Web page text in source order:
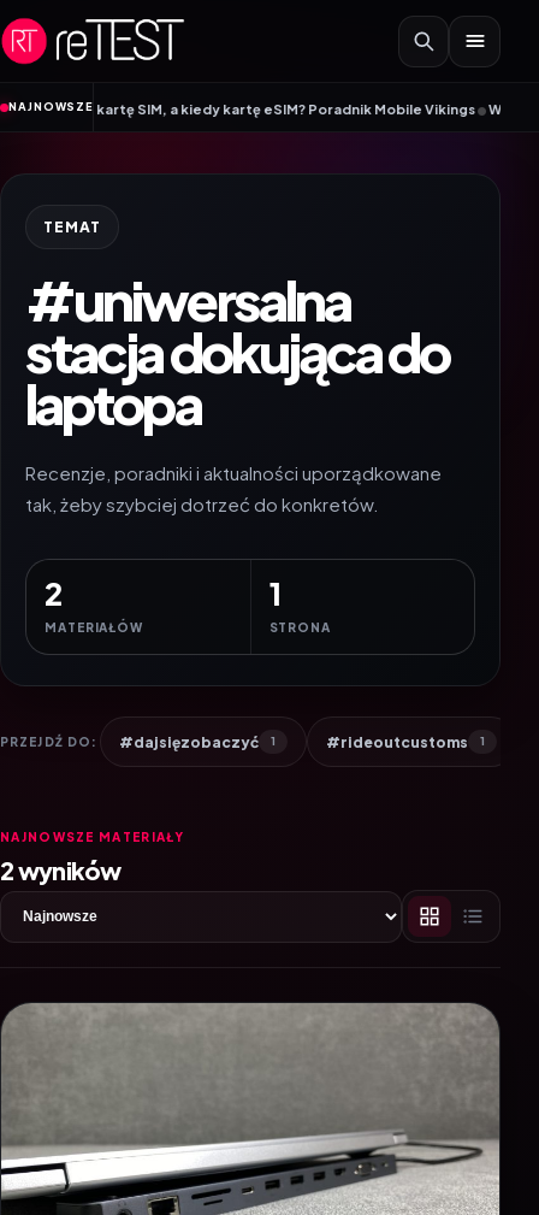
Przejdź do treści
NAJNOWSZE
kartę SIM, a kiedy kartę eSIM? Poradnik Mobile Vikings•Wracamy do
TEMAT
#uniwersalna
stacja dokująca do
laptopa
Recenzje, poradniki i aktualności uporządkowane
tak, żeby szybciej dotrzeć do konkretów.
2
MATERIAŁÓW
1
STRONA
PRZEJDŹ DO: #dajsięzobaczyć 1 #rideoutcustoms 1
NAJNOWSZE MATERIAŁY
2 wyników